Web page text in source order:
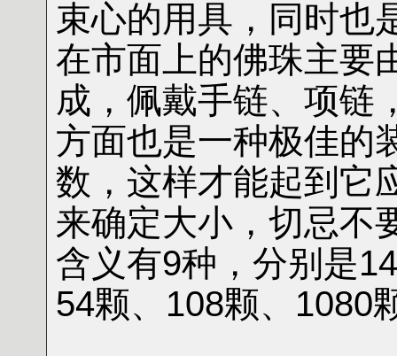
束心的用具，同时也
在市面上的佛珠主要
成，佩戴手链、项链
方面也是一种极佳的
数，这样才能起到它
来确定大小，切忌不
含义有9种，分别是
54颗、108颗、1080